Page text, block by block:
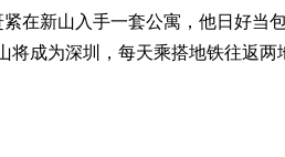
在新山入手一套公寓，他日好
将成为深圳，每天乘搭地铁往返